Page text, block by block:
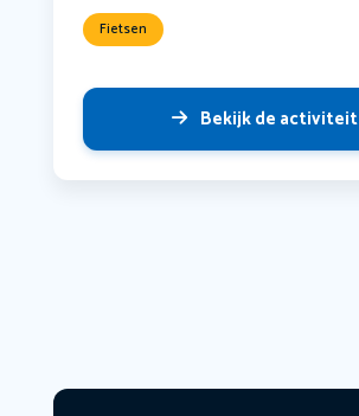
Fietsen
Bekijk de activiteit